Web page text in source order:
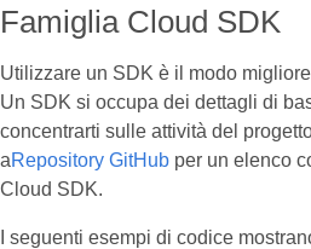
Famiglia Cloud SDK
Utilizzare un SDK è il modo
Un SDK si occupa dei dettagli di
concentrarti sulle attività del
aRepository GitHub per un elenco
Cloud SDK.
I seguenti esempi di codice